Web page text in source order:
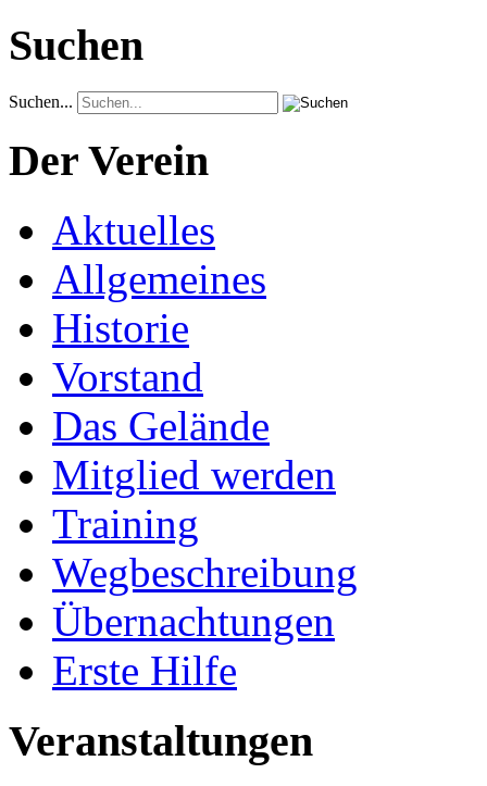
Suchen
Suchen...
Der Verein
Aktuelles
Allgemeines
Historie
Vorstand
Das Gelände
Mitglied werden
Training
Wegbeschreibung
Übernachtungen
Erste Hilfe
Veranstaltungen